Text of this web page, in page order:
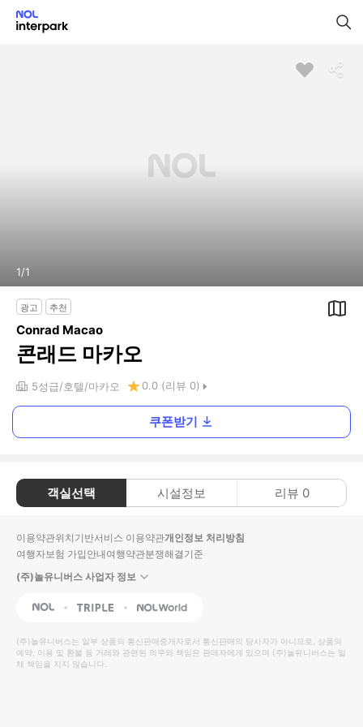
1/1
광고 추천
Conrad Macao
콘래드 마카오
5성급 호텔 마카오 0.0 (리뷰 0)
쿠폰받기
객실선택 시설정보 리뷰 0
이용약관위치기반서비스 이용약관개인정보 처리방침
여행자보험 가입안내여행약관분쟁해결기준
(주)놀유니버스 사업자 정보
NOL Triple Interpark Global
(주)놀유니버스는 일부 상품의 통신판매중개자로서 통신판매의 당사자가 아니므로, 상품의
예약, 이용 및 환불 등 거래와 관련된 의무와 책임은 판매자에게 있으며 (주)놀유니버스는 일
체 책임을 지지 않습니다.